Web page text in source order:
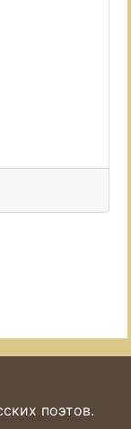
поэтов.